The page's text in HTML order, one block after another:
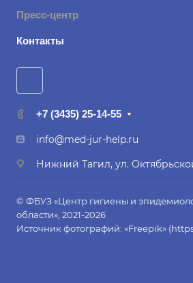
Пресс-центр
Контакты
+7 (3435) 25-14-55
info@med-jur-help.ru
Нижний Тагил, ул.
© ФБУЗ «Центр гигиены и
области», 2021-2026
Источник фотографий: «Freepik» (